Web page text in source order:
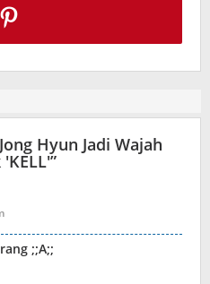
Hyun Jadi Wajah
”
;;A;;